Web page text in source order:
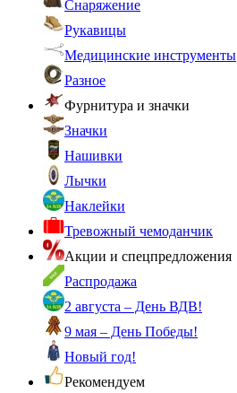
Снаряжение
Рукавицы
Медицинские инструменты
Разное
Фурнитура и значки
Значки
Нашивки
Лычки
Наклейки
Тревожный чемоданчик
Акции и спецпредложения
Распродажа
2 августа – День ВДВ!
9 мая – День Победы!
Новый год!
Рекомендуем